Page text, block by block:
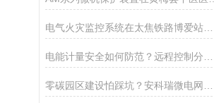
电气火灾监控系统在太焦铁路博爱站房项目的应用